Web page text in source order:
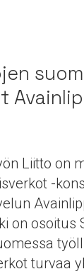
Liitto on
-
on osoitus
turvaa